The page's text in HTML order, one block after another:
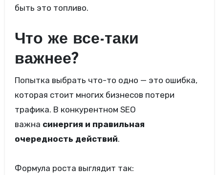
быть это топливо.
Что же все-таки
важнее?
Попытка выбрать что-то одно — это ошибка,
которая стоит многих бизнесов потери
трафика. В конкурентном SEO
важна синергия и правильная
очередность действий.
Формула роста выглядит так: